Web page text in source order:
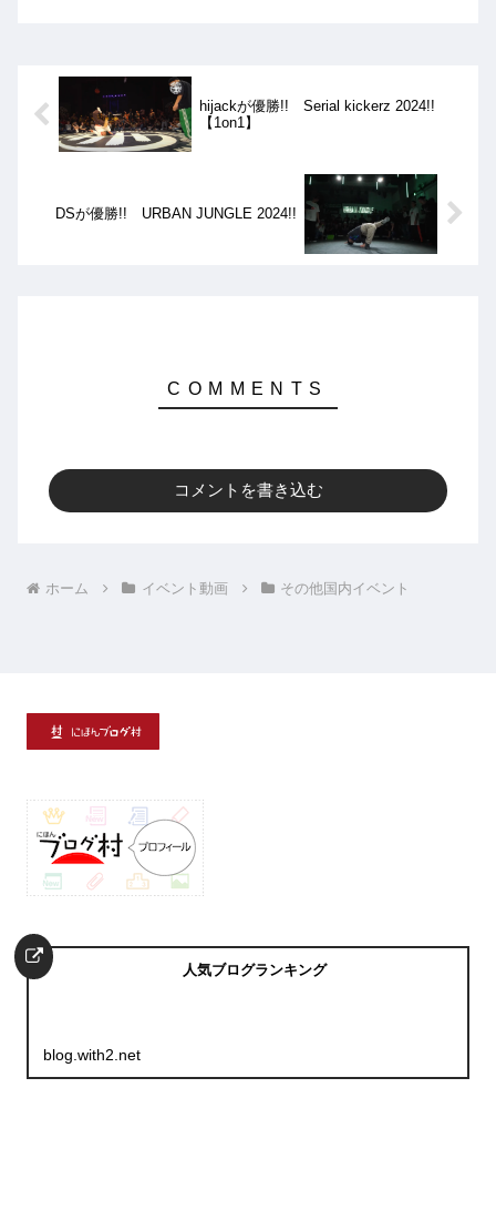
hijackが優勝!! Serial kickerz 2024!!
【1on1】
DSが優勝!! URBAN JUNGLE 2024!!
コメントを書き込む
ホーム イベント動画 その他国内イベント
人気ブログランキング
blog.with2.net